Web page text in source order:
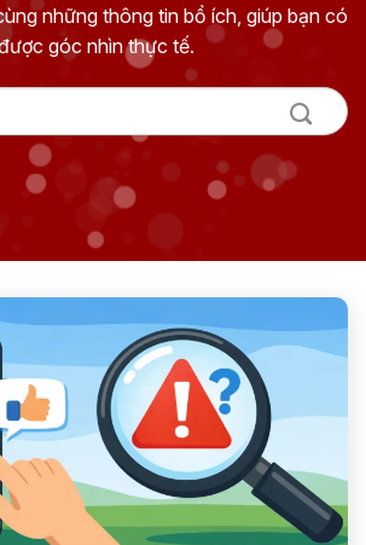
những thông tin bổ ích, giúp bạn có
góc nhìn thực tế.